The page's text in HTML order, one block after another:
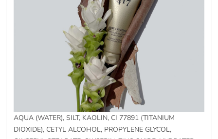
AQUA (WATER), SILT, KAOLIN, CI 77891 (TITANIUM
DIOXIDE), CETYL ALCOHOL, PROPYLENE GLYCOL,